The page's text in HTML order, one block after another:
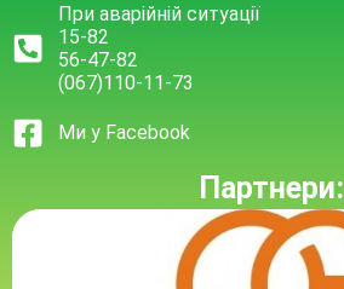
При аварійній ситуації
15-82
56-47-82
(067)110-11-73
Ми у Facebook
Партнери: